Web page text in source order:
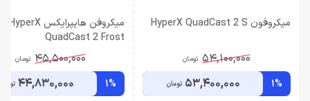
میکروفون HyperX QuadCast 2 S
54,100,000 تومان
1%
53,400,000 تومان
میکروفن هایپرایکس HyperX
QuadCast 2 Frost
45,500,000 تومان
1%
44,830,000 تومان